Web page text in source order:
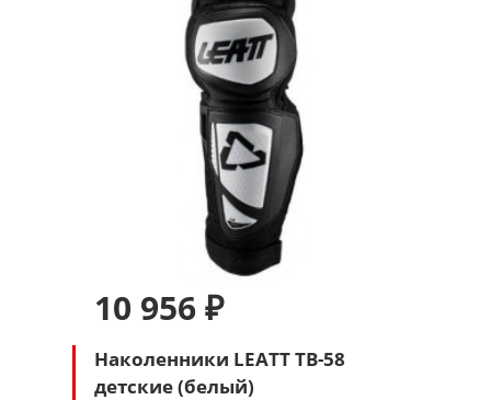
10 956 ₽
Наколенники LEATT TB-58
детские (белый)